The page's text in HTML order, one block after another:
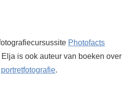
Photofacts
is ook auteur van boeken over
portretfotografie.